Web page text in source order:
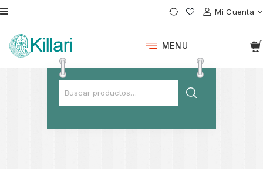
Mi Cuenta
MENU